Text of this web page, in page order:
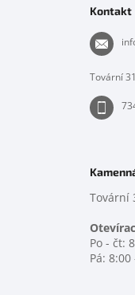
Kontakt
Tovární
Tovární
Po - čt:
Pá: